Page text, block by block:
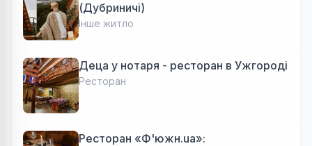
(Дубриничі)
Інше житло
Деца у нотаря - ресторан в Ужгороді
Ресторан
Ресторан «Ф'южн.ua»: